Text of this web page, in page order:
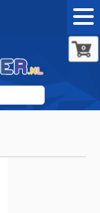
0